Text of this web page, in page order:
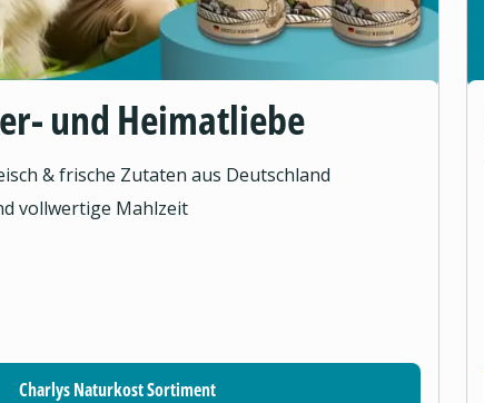
und Heimatliebe
& frische Zutaten aus Deutschland
vollwertige Mahlzeit
Charlys Naturkost Sortiment